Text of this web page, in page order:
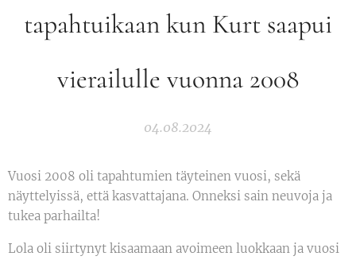
tapahtuikaan kun Kurt saapui
vierailulle vuonna 2008
04.08.2024
Vuosi 2008 oli tapahtumien täyteinen vuosi, sekä
näyttelyissä, että kasvattajana. Onneksi sain neuvoja ja
tukea parhailta!
Lola oli siirtynyt kisaamaan avoimeen luokkaan ja vuosi